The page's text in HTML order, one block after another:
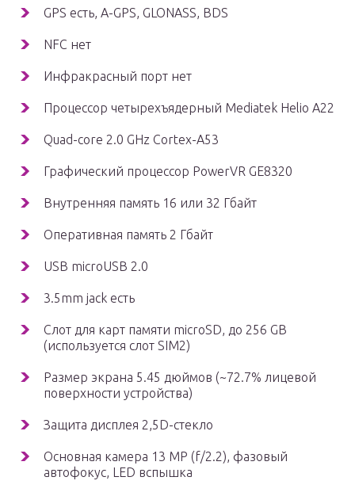
GPS есть, A-GPS, GLONASS, BDS
NFC нет
Инфракрасный порт нет
Процессор четырехъядерный Mediatek Helio A22
Quad-core 2.0 GHz Cortex-A53
Графический процессор PowerVR GE8320
Внутренняя память 16 или 32 Гбайт
Оперативная память 2 Гбайт
USB microUSB 2.0
3.5mm jack есть
Слот для карт памяти microSD, до 256 GB
(используется слот SIM2)
Размер экрана 5.45 дюймов (~72.7% лицевой
поверхности устройства)
Защита дисплея 2,5D-стекло
Основная камера 13 MP (f/2.2), фазовый
автофокус, LED вспышка